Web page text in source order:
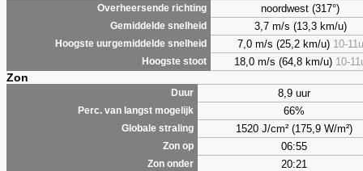
Overheersende richting noordwest (317°)
Gemiddelde snelheid 3,7 m/s (13,3 km/u)
Hoogste uurgemiddelde snelheid 7,0 m/s (25,2 km/u) 10-11u
Hoogste stoot 18,0 m/s (64,8 km/u) 10-
Zon
Duur 8,9 uur
Perc. van langst mogelijk 66%
Globale straling 1520 J/cm² (175,9 W/m²)
Zon op 06:55
Zon onder 20:21